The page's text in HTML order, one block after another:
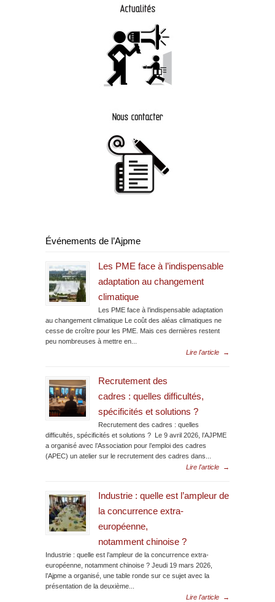
Événements de l’Ajpme
Les PME face à l’indispensable
adaptation au changement
climatique
Les PME face à l’indispensable adaptation
au changement climatique Le coût des aléas climatiques ne
cesse de croître pour les PME. Mais ces dernières restent
peu nombreuses à mettre en...
Lire l'article
→
Recrutement des
cadres : quelles difficultés,
spécificités et solutions ?
Recrutement des cadres : quelles
difficultés, spécificités et solutions ? Le 9 avril 2026, l’AJPME
a organisé avec l’Association pour l’emploi des cadres
(APEC) un atelier sur le recrutement des cadres dans...
Lire l'article
→
Industrie : quelle est l’ampleur de
la concurrence extra-
européenne,
notamment chinoise ?
Industrie : quelle est l’ampleur de la concurrence extra-
européenne, notamment chinoise ? Jeudi 19 mars 2026,
l’Ajpme a organisé, une table ronde sur ce sujet avec la
présentation de la deuxième...
Lire l'article
→